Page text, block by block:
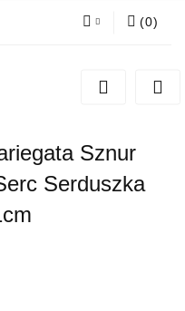
Zarejestruj się
Zgody cookies
(0)
Sznur
Serduszka